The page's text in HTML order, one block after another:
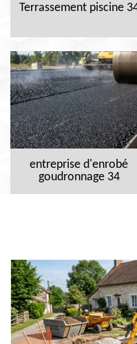
Terrassement piscine
entreprise d'enrobé
goudronnage 34